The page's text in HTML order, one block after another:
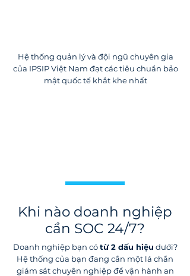
Hệ thống quản lý và đội ngũ chuyên gia
của IPSIP Việt Nam đạt các tiêu chuẩn bảo
mật quốc tế khắt khe nhất
Khi nào doanh nghiệp
cần SOC 24/7?
Doanh nghiệp bạn cótừ 2 dấu hiệu dưới?
Hệ thống của bạn đang cần một lá chắn
giám sát chuyên nghiệp để vận hành an